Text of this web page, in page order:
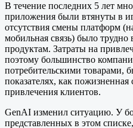
В течение последних 5 лет
приложения были втянуты в
отсутствия смены платформ
мобильная связь) было
продуктам. Затраты на
поэтому большинство
потребительскими товарами,
показателях, как пожизненная
привлечения клиентов.
GenAI изменил ситуацию. У
представленных в этом